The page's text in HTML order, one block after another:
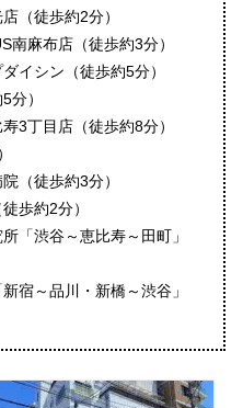
（徒歩約2分）
南麻布店（徒歩約3分）
イシン（徒歩約5分）
分）
3丁目店（徒歩約8分）
（徒歩約3分）
歩約2分）
「渋谷～恵比寿～田町」
宿～品川・新橋～渋谷」